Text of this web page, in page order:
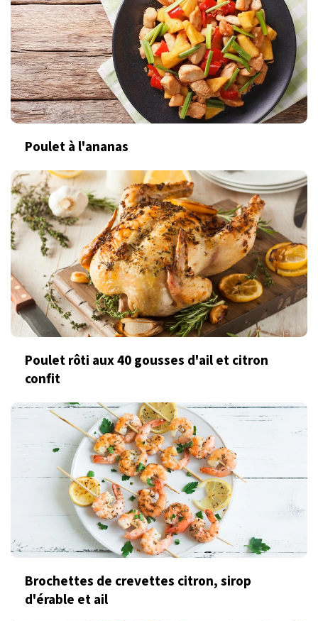
Poulet à l'ananas
Poulet rôti aux 40 gousses d'ail et citron
confit
Brochettes de crevettes citron, sirop
d'érable et ail